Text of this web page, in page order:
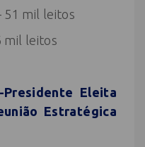
51 mil leitos
mil leitos
Presidente Eleita
Estratégica